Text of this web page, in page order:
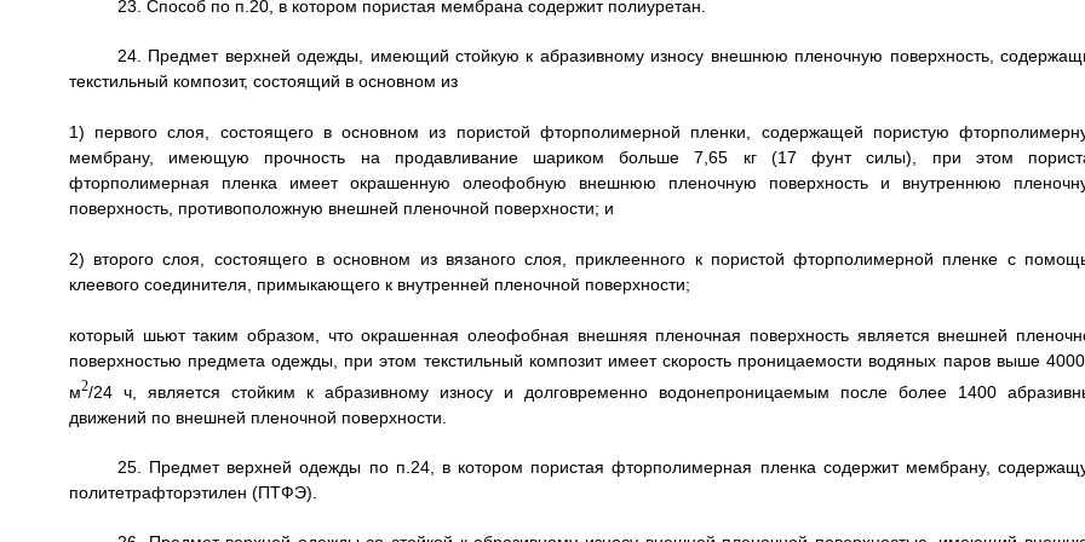
23. Способ по п.20, в котором пористая мембрана содержит полиуретан.
24. Предмет верхней одежды, имеющий стойкую к абразивному износу внешнюю пленочную поверхность,
текстильный композит, состоящий в основном из
1) первого слоя, состоящего в основном из пористой фторполимерной пленки, содержащей пористую
мембрану, имеющую прочность на продавливание шариком больше 7,65 кг (17 фунт силы), при этом
фторполимерная пленка имеет окрашенную олеофобную внешнюю пленочную поверхность и внутреннюю
поверхность, противоположную внешней пленочной поверхности; и
2) второго слоя, состоящего в основном из вязаного слоя, приклеенного к пористой фторполимерной пленке с
клеевого соединителя, примыкающего к внутренней пленочной поверхности;
который шьют таким образом, что окрашенная олеофобная внешняя пленочная поверхность является внешней
поверхностью предмета одежды, при этом текстильный композит имеет скорость проницаемости водяных паров выше
м2/24 ч, является стойким к абразивному износу и долговременно водонепроницаемым после более 1400
движений по внешней пленочной поверхности.
25. Предмет верхней одежды по п.24, в котором пористая фторполимерная пленка содержит мембрану,
политетрафторэтилен (ПТФЭ).